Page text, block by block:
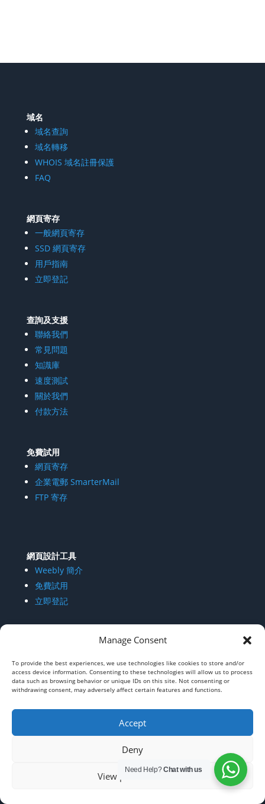
Manage Consent
To provide the best experiences, we use technologies like cookies to store and/or
access device information. Consenting to these technologies will allow us to process
data such as browsing behavior or unique IDs on this site. Not consenting or
withdrawing consent, may adversely affect certain features and functions.
Accept
Deny
View preferences
域名
域名查詢
域名轉移
WHOIS 域名註冊保護
FAQ
網頁寄存
一般網頁寄存
SSD 網頁寄存
用戶指南
立即登記
查詢及支援
聯絡我們
常見問題
知識庫
速度測試
關於我們
付款方法
免費試用
網頁寄存
企業電郵 SmarterMail
FTP 寄存
網頁設計工具
Weebly 簡介
免費試用
立即登記
FTP server 寄存
Virtual Private Server (VPS)
Need Help?Chat with us